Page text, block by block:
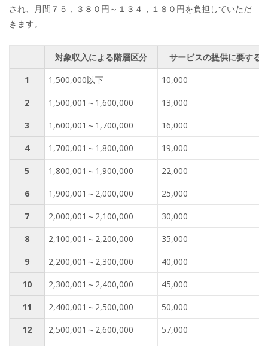
され、月間７５，３８０円～１３４，１８０円を負担していただ
きます。
対象収入による階層区分
サービスの提供に要する
1
1,500,000以下
10,000
2
1,500,001～1,600,000
13,000
3
1,600,001～1,700,000
16,000
4
1,700,001～1,800,000
19,000
5
1,800,001～1,900,000
22,000
6
1,900,001～2,000,000
25,000
7
2,000,001～2,100,000
30,000
8
2,100,001～2,200,000
35,000
9
2,200,001～2,300,000
40,000
10
2,300,001～2,400,000
45,000
11
2,400,001～2,500,000
50,000
12
2,500,001～2,600,000
57,000